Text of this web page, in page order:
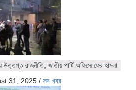
রাজনীতি, জাতীয় পার্টি অফিসে ফের হামলা
31, 2025 / সব খবর